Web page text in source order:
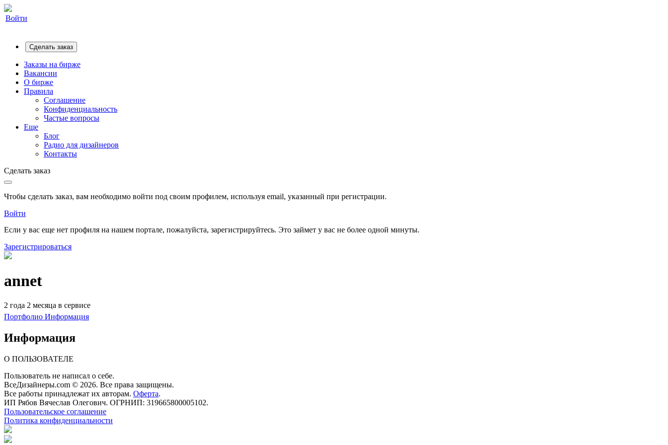
Войти
Сделать заказ
Заказы на бирже
Вакансии
О бирже
Правила
Соглашение
Конфиденциальность
Частые вопросы
Еще
Блог
Радио для дизайнеров
Контакты
Сделать заказ
Чтобы сделать заказ, вам необходимо войти под своим профилем, используя email, указанный при регистрации.
Войти
Если у вас еще нет профиля на нашем портале, пожалуйста, зарегистрируйтесь. Это займет у вас не более одной минуты.
Зарегистрироваться
annet
2 года 2 месяца в сервисе
Портфолио Информация
Информация
О ПОЛЬЗОВАТЕЛЕ
Пользователь не написал о себе.
ВсеДизайнеры.com © 2026. Все права защищены.
Все работы принадлежат их авторам. Оферта.
ИП Рябов Вячеслав Олегович. ОГРНИП: 319665800005102.
Пользовательское соглашение
Политика конфиденциальности